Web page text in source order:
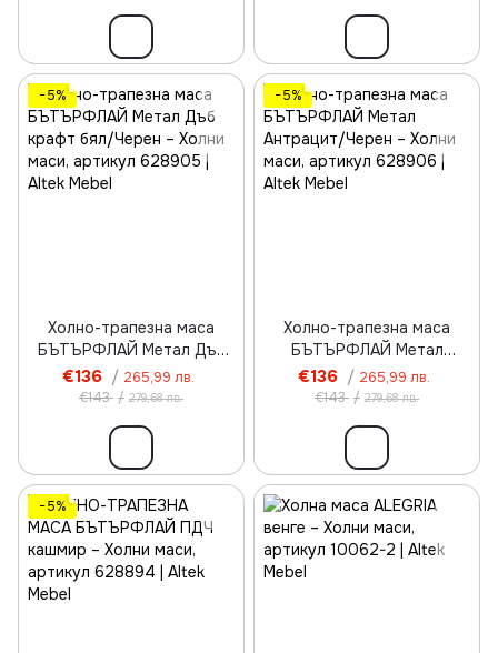
−5%
Холно-трапезна маса
БЪТЪРФЛАЙ Метал Дъб
крафт бял/Черен
€136 / 265,99 лв.
€143 / 279,68 лв.
−5%
Холно-трапезна маса
БЪТЪРФЛАЙ Метал
Антрацит/Черен
€136 / 265,99 лв.
€143 / 279,68 лв.
−5%